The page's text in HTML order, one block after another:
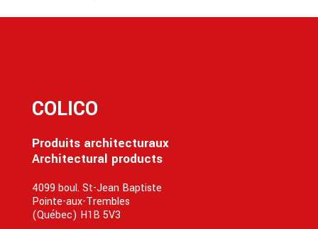
COLICO
Produits architecturaux
Architectural products
4099 boul. St-Jean Baptiste
Pointe-aux-Trembles
(Québec) H1B 5V3